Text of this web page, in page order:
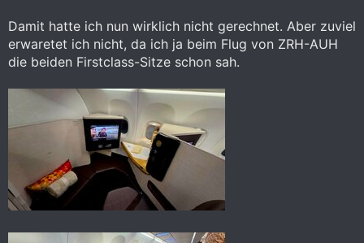
Damit hatte ich nun wirklich nicht gerechnet. Aber zuviel
erwaretet ich nicht, da ich ja beim Flug von ZRH-AUH
die beiden Firstclass-Sitze schon sah.